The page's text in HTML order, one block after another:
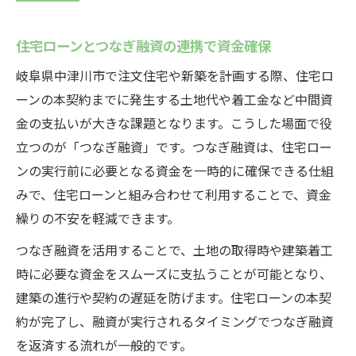
住宅ローンとつなぎ融資の連携で資金確保
岐阜県中津川市で注文住宅や新築を計画する際、住宅ロ
ーンの本契約までに発生する土地代や着工金など中間資
金の支払いが大きな課題となります。こうした場面で役
立つのが「つなぎ融資」です。つなぎ融資は、住宅ロー
ンの実行前に必要となる資金を一時的に確保できる仕組
みで、住宅ローンと組み合わせて利用することで、資金
繰りの不安を軽減できます。
つなぎ融資を活用することで、土地の取得時や建築着工
時に必要な資金をスムーズに支払うことが可能となり、
建築の進行や契約の遅延を防げます。住宅ローンの本契
約が完了し、融資が実行されるタイミングでつなぎ融資
を返済する流れが一般的です。